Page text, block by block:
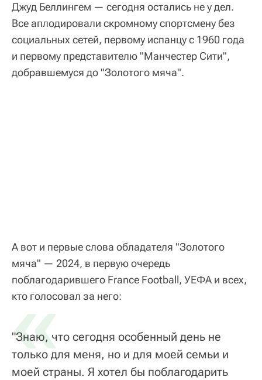
Джуд Беллингем — сегодня остались не у дел.
Все аплодировали скромному спортсмену без
социальных сетей, первому испанцу с 1960 года
и первому представителю "Манчестер Сити",
добравшемуся до "Золотого мяча".
А вот и первые слова обладателя "Золотого
мяча" — 2024, в первую очередь
поблагодарившего France Football, УЕФА и всех,
кто голосовал за него:
«
"Знаю, что сегодня особенный день не
только для меня, но и для моей семьи и
моей страны. Я хотел бы поблагодарить